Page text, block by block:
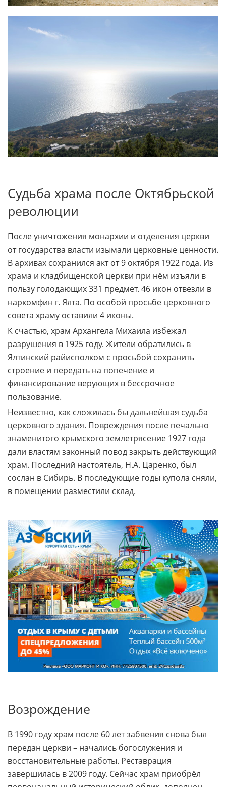
Судьба храма после Октябрьской
революции
После уничтожения монархии и отделения церкви
от государства власти изымали церковные ценности.
В архивах сохранился акт от 9 октября 1922 года. Из
храма и кладбищенской церкви при нём изъяли в
пользу голодающих 331 предмет. 46 икон отвезли в
наркомфин г. Ялта. По особой просьбе церковного
совета храму оставили 4 иконы.
К счастью, храм Архангела Михаила избежал
разрушения в 1925 году. Жители обратились в
Ялтинский райисполком с просьбой сохранить
строение и передать на попечение и
финансирование верующих в бессрочное
пользование.
Неизвестно, как сложилась бы дальнейшая судьба
церковного здания. Повреждения после печально
знаменитого крымского землетрясение 1927 года
дали властям законный повод закрыть действующий
храм. Последний настоятель, Н.А. Царенко, был
сослан в Сибирь. В последующие годы купола сняли,
в помещении разместили склад.
Возрождение
В 1990 году храм после 60 лет забвения снова был
передан церкви – начались богослужения и
восстановительные работы. Реставрация
завершилась в 2009 году. Сейчас храм приобрёл